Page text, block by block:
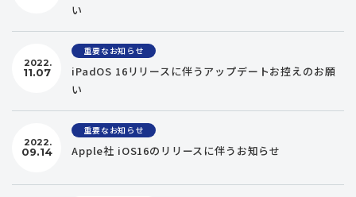
い
2022.
11.07
重要なお知らせ
iPadOS 16リリースに伴うアップデートお控えのお願
い
2022.
09.14
重要なお知らせ
Apple社 iOS16のリリースに伴うお知らせ